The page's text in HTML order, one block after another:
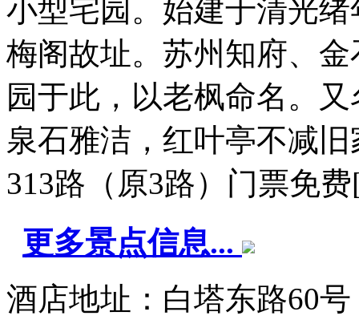
小型宅园。始建于清光
梅阁故址。苏州知府、
园于此，以老枫命名。
泉石雅洁，红叶亭不减
313路（原3路）门票免
更多景点信息...
酒店地址：白塔东路60